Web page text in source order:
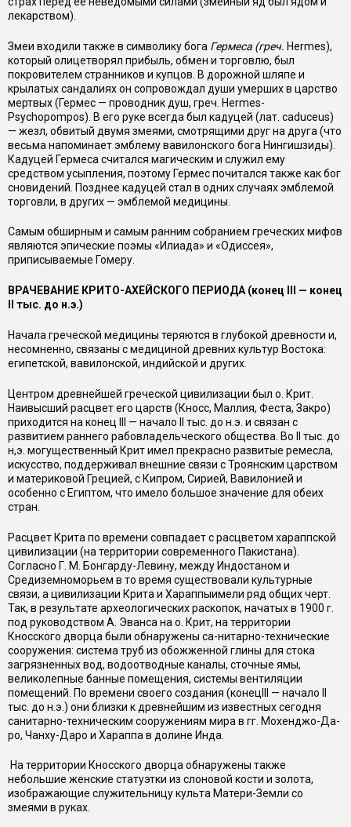
лекарством).
Змеи входили также в символику бога Гермеса (греч. Hermes),
который олицетворял прибыль, обмен и торговлю, был
покровителем странников и куп­цов. В дорожной шляпе и
крылатых сандалиях он сопровождал души умерших в царство
мертвых (Гермес — проводник душ, греч. Hermes-
Psychopompos). В его руке всегда был кадуцей (лат. caduceus)
— жезл, обвитый двумя змея­ми, смотрящими друг на друга (что
весьма напоминает эмблему вавилонского бога Нингишзиды).
Кадуцей Гермеса считался магическим и служил ему
средством усыпления, поэтому Гермес почитался также как бог
сновидений. Позднее кадуцей стал в одних случаях эмблемой
торговли, в других — эмблемой медицины.
Самым обширным и самым ранним собранием греческих мифов
являются эпические поэмы «Илиада» и «Одиссея»,
приписываемые Гомеру.
ВРАЧЕВАНИЕ КРИТО-АХЕЙСКОГО ПЕРИОДА (конец
— конец
II тыс. до н.э.)
Начала греческой медицины теряются в глубокой древности и,
несомнен­но, связаны с медициной древних культур Востока:
египетской, вавилонской, индийской и других.
Центром древнейшей греческой цивилизации был о. Крит.
Наивысший расцвет его царств (Кносс, Маллия, Феста, Закро)
приходится на конец
— начало II тыс. до н.э. и связан с
развитием раннего рабовладельческого обще­ства. Во II тыс. до
н,э. могущественный Крит имел прекрасно развитые ремес­ла,
искусство, поддерживал внешние связи с Троянским царством
и материко­вой Грецией, с Кипром, Сирией, Вавилонией и
особенно с Египтом, что имело большое значение для обеих
стран.
Расцвет Крита по времени совпадает с расцветом хараппской
цивилизации (на территории современного Пакистана).
Согласно Г. М. Бонгарду-Левину, между Индостаном и
Средиземноморьем в то время существовали культур­ные
связи, а цивилизации Крита и Хараппыимели ряд общих черт.
Так, в ре­зультате археологических раскопок, начатых в 1900 г.
под руководством А. Эванса на о. Крит, на территории
Кносского дворца были обнаружены са-нитарно-технические
сооружения: система труб из обожженной глины для стока
загрязненных вод, водоотводные каналы, сточные ямы,
великолепные банные помещения, системы вентиляции
помещений. По времени своего со­здания (конец
— начало II
тыс. до н.э.) они близки к древнейшим из извест­ных сегодня
санитарно-техническим сооружениям мира в гг. Мохенджо-Да-
ро, Чанху-Даро и Хараппа в долине Инда.
На территории Кносского дворца обнаружены также
небольшие женские статуэтки из слоновой кости и золота,
изображающие служительницу культа Матери-Земли со
змеями в руках.